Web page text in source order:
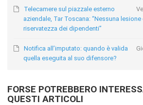
Telecamere sul piazzale esterno
aziendale, Tar Toscana: “Nessuna lesione
riservatezza dei dipendenti”
Notifica all’imputato: quando è valida
quella eseguita al suo difensore?
FORSE POTREBBERO
QUESTI ARTICOLI